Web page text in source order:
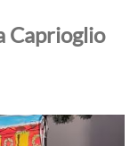
Caprioglio